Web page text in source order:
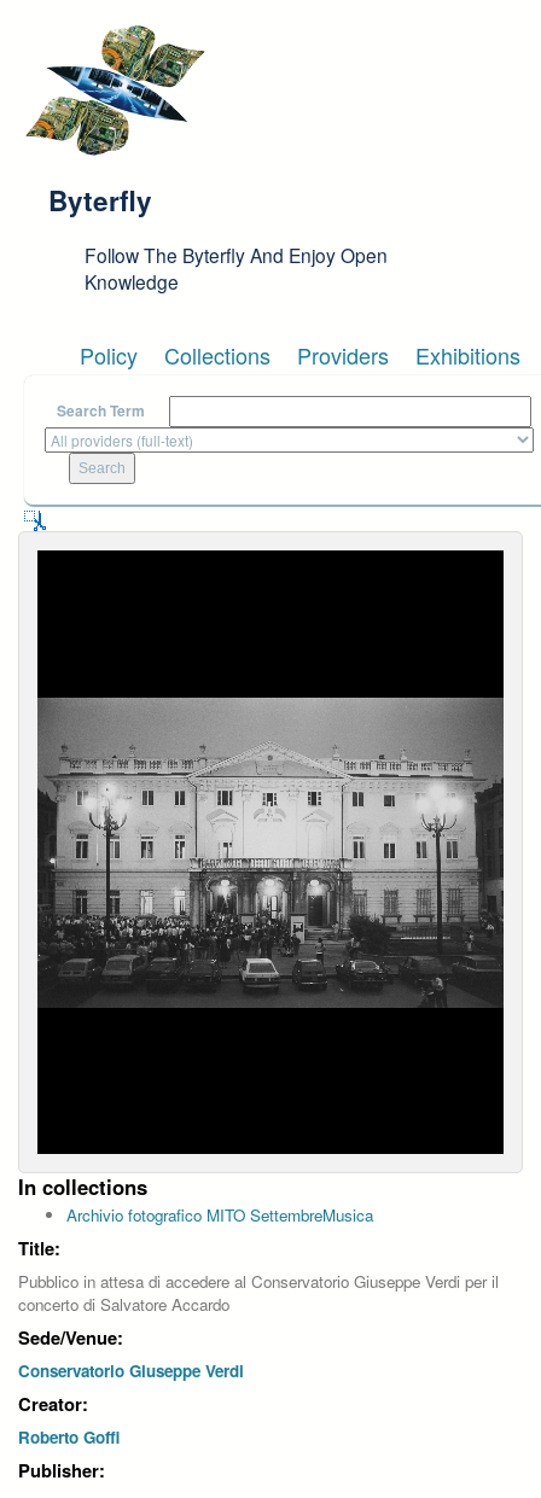
Byterfly
Follow The Byterfly And Enjoy Open
Knowledge
Policy Collections Providers Exhibitions
Search Term
In collections
Archivio fotografico MITO SettembreMusica
Title:
Pubblico in attesa di accedere al Conservatorio Giuseppe Verdi per il
concerto di Salvatore Accardo
Sede/Venue:
Conservatorio Giuseppe Verdi
Creator:
Roberto Goffi
Publisher: